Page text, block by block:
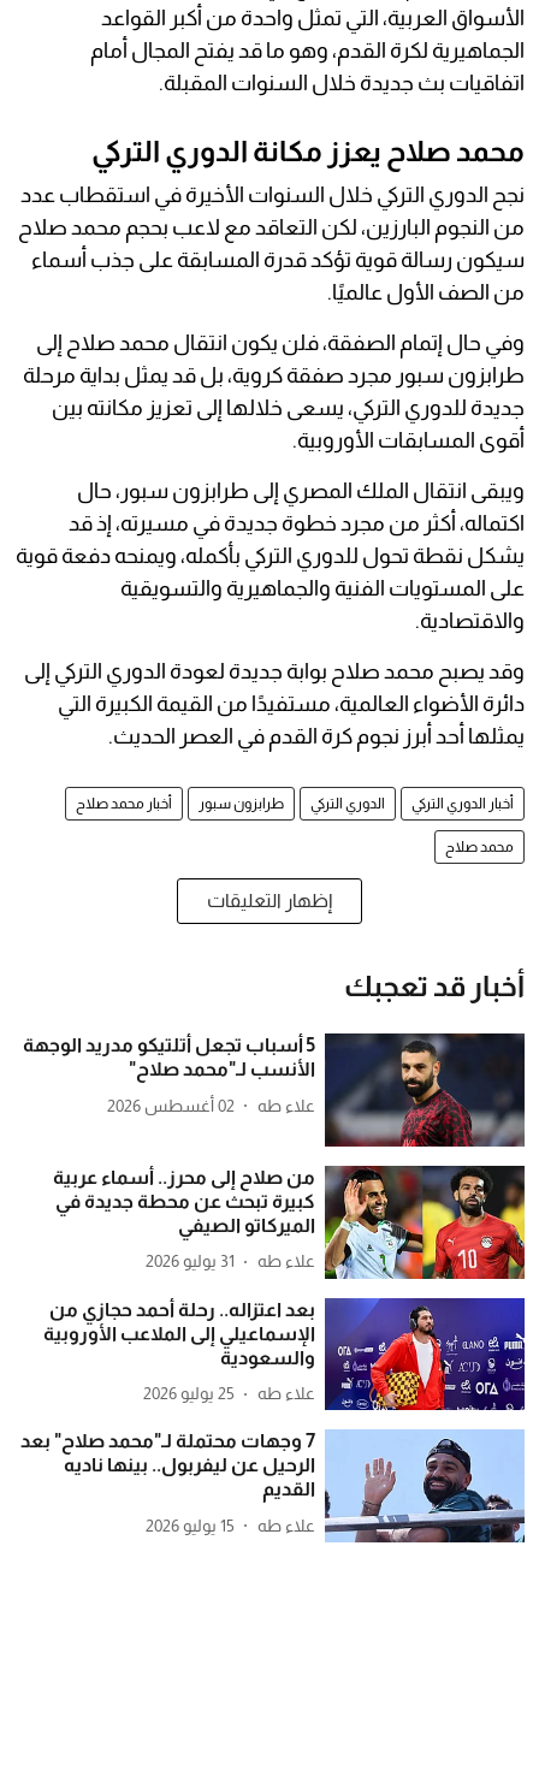
الأسواق العربية، التي تمثل واحدة من أكبر القواعد
الجماهيرية لكرة القدم، وهو ما قد يفتح المجال أمام
اتفاقيات بث جديدة خلال السنوات المقبلة.
محمد صلاح يعزز مكانة الدوري التركي
نجح الدوري التركي خلال السنوات الأخيرة في استقطاب عدد
من النجوم البارزين، لكن التعاقد مع لاعب بحجم محمد صلاح
سيكون رسالة قوية تؤكد قدرة المسابقة على جذب أسماء
من الصف الأول عالميًا.
وفي حال إتمام الصفقة، فلن يكون انتقال محمد صلاح إلى
طرابزون سبور مجرد صفقة كروية، بل قد يمثل بداية مرحلة
جديدة للدوري التركي، يسعى خلالها إلى تعزيز مكانته بين
أقوى المسابقات الأوروبية.
ويبقى انتقال الملك المصري إلى طرابزون سبور، حال
اكتماله، أكثر من مجرد خطوة جديدة في مسيرته، إذ قد
يشكل نقطة تحول للدوري التركي بأكمله، ويمنحه دفعة قوية
على المستويات الفنية والجماهيرية والتسويقية
والاقتصادية.
وقد يصبح محمد صلاح بوابة جديدة لعودة الدوري التركي إلى
دائرة الأضواء العالمية، مستفيدًا من القيمة الكبيرة التي
يمثلها أحد أبرز نجوم كرة القدم في العصر الحديث.
أخبار الدوري التركي الدوري التركي طرابزون سبور أخبار محمد صلاح
محمد صلاح
إظهار التعليقات
أخبار قد تعجبك
5 أسباب تجعل أتلتيكو مدريد الوجهة
الأنسب لـ"محمد صلاح"
علاء طه 02 أغسطس 2026
من صلاح إلى محرز.. أسماء عربية
كبيرة تبحث عن محطة جديدة في
الميركاتو الصيفي
علاء طه 31 يوليو 2026
بعد اعتزاله.. رحلة أحمد حجازي من
الإسماعيلي إلى الملاعب الأوروبية
والسعودية
علاء طه 25 يوليو 2026
7 وجهات محتملة لـ"محمد صلاح" بعد
الرحيل عن ليفربول.. بينها ناديه
القديم
علاء طه 15 يوليو 2026